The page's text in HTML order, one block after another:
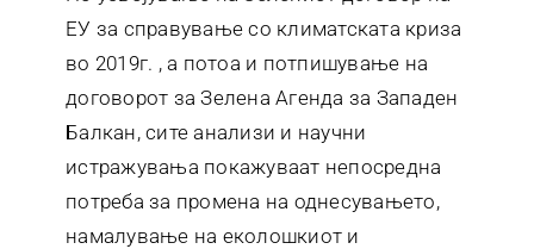
ЕУ за справување со климатската криза
во 2019г. , а потоа и потпишување на
договорот за Зелена Агенда за Западен
Балкан, сите анализи и научни
истражувања покажуваат непосредна
потреба за промена на однесувањето,
намалување на еколошкиот и